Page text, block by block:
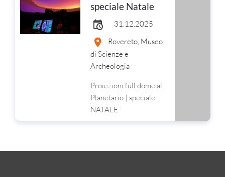
speciale Natale
31.12.2025
Rovereto, Museo
di Scienze e
Archeologia
Proiezioni full dome al
Planetario | speciale
NATALE